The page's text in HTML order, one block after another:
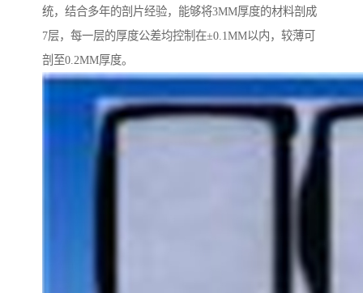
统，结合多年的剖片经验，能够将3MM厚度的材料剖成
7层，每一层的厚度公差均控制在±0.1MM以内，较薄可
剖至0.2MM厚度。